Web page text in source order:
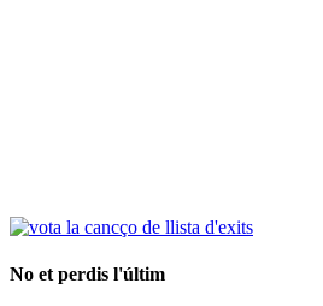
No et perdis l'últim